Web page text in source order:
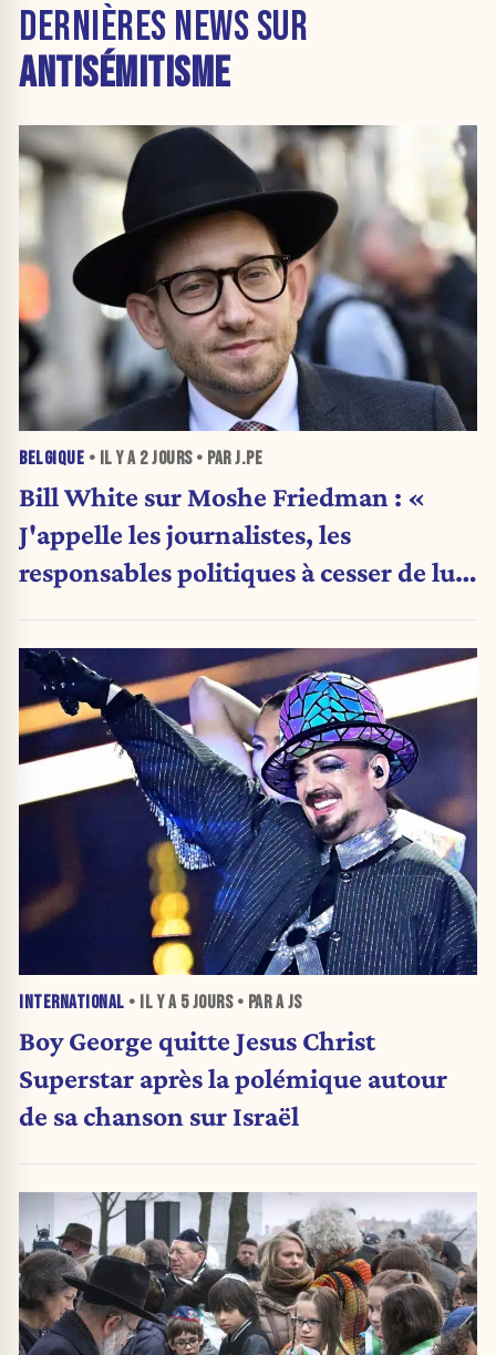
DERNIÈRES NEWS SUR
ANTISÉMITISME
BELGIQUE • IL Y A 2 JOURS• PAR J.PE
Bill White sur Moshe Friedman : «
J'appelle les journalistes, les
responsables politiques à cesser de lui
INTERNATIONAL • IL Y A 5 JOURS• PAR A JS
Boy George quitte Jesus Christ
Superstar après la polémique autour
de sa chanson sur Israël